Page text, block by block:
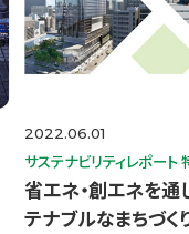
2022.06.01
サステナビリティレポート
省エネ・創エネを
テナブルなまちづく